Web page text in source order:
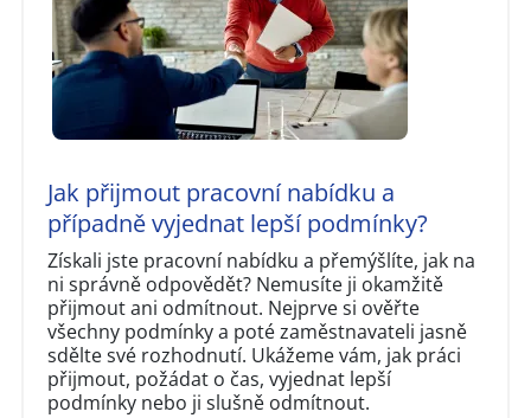
Jak přijmout pracovní nabídku a
případně vyjednat lepší podmínky?
Získali jste pracovní nabídku a přemýšlíte, jak na
ni správně odpovědět? Nemusíte ji okamžitě
přijmout ani odmítnout. Nejprve si ověřte
všechny podmínky a poté zaměstnavateli jasně
sdělte své rozhodnutí. Ukážeme vám, jak práci
přijmout, požádat o čas, vyjednat lepší
podmínky nebo ji slušně odmítnout.